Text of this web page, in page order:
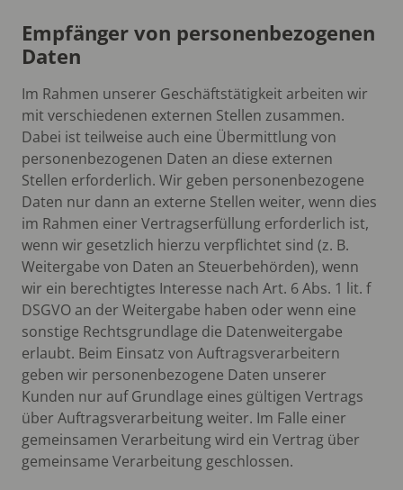
Empfänger von personenbezogenen
Daten
Im Rahmen unserer Geschäftstätigkeit arbeiten wir
mit verschiedenen externen Stellen zusammen.
Dabei ist teilweise auch eine Übermittlung von
personenbezogenen Daten an diese externen
Stellen erforderlich. Wir geben personenbezogene
Daten nur dann an externe Stellen weiter, wenn dies
im Rahmen einer Vertragserfüllung erforderlich ist,
wenn wir gesetzlich hierzu verpflichtet sind (z. B.
Weitergabe von Daten an Steuerbehörden), wenn
wir ein berechtigtes Interesse nach Art. 6 Abs. 1 lit. f
DSGVO an der Weitergabe haben oder wenn eine
sonstige Rechtsgrundlage die Datenweitergabe
erlaubt. Beim Einsatz von Auftragsverarbeitern
geben wir personenbezogene Daten unserer
Kunden nur auf Grundlage eines gültigen Vertrags
über Auftragsverarbeitung weiter. Im Falle einer
gemeinsamen Verarbeitung wird ein Vertrag über
gemeinsame Verarbeitung geschlossen.